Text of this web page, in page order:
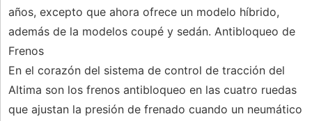
años, excepto que ahora ofrece un modelo híbrido,
además de la modelos coupé y sedán. Antibloqueo de
Frenos
En el corazón del sistema de control de tracción del
Altima son los frenos antibloqueo en las cuatro ruedas
que ajustan la presión de frenado cuando un neumático